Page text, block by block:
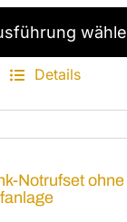
Details
Notrufset ohne